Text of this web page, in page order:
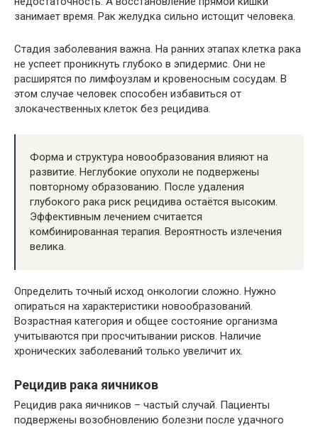
занимает время. Рак желудка сильно истощит человека.
Стадия заболевания важна. На ранних этапах клетка рака
не успеет проникнуть глубоко в эпидермис. Они не
расширятся по лимфоузлам и кровеносным сосудам. В
этом случае человек способен избавиться от
злокачественных клеток без рецидива.
Форма и структура новообразования влияют на
развитие. Неглубокие опухоли не подвержены
повторному образованию. После удаления
глубокого рака риск рецидива остаётся высоким.
Эффективным лечением считается
комбинированная терапия. Вероятность излечения
велика.
Определить точный исход онкологии сложно. Нужно
опираться на характеристики новообразований.
Возрастная категория и общее состояние организма
учитываются при просчитывании рисков. Наличие
хронических заболеваний только увеличит их.
Рецидив рака яичников
Рецидив рака яичников – частый случай. Пациенты
подвержены возобновлению болезни после удачного